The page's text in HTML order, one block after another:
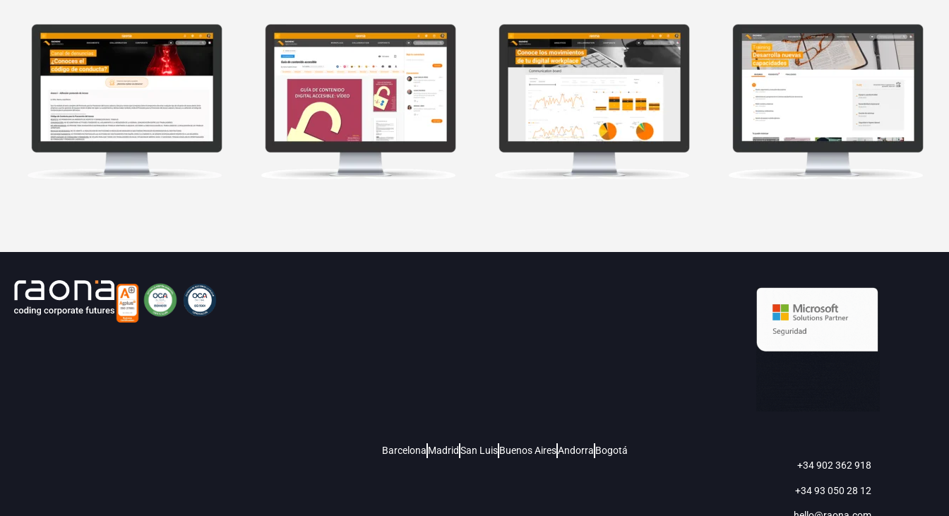
Barcelona MadridSan Luis Buenos AiresAndorra Bogotá
+34 902 362 918
+34 93 050 28 12